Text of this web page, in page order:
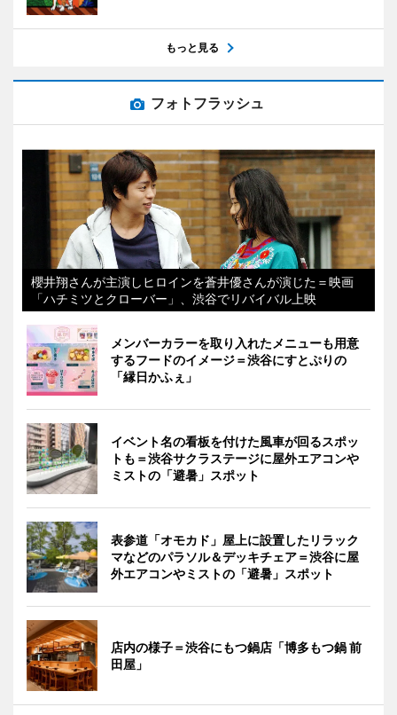
もっと見る
フォトフラッシュ
櫻井翔さんが主演しヒロインを蒼井優さんが演じた＝映画
「ハチミツとクローバー」、渋谷でリバイバル上映
メンバーカラーを取り入れたメニューも用意
するフードのイメージ＝渋谷にすとぷりの
「縁日かふぇ」
イベント名の看板を付けた風車が回るスポッ
トも＝渋谷サクラステージに屋外エアコンや
ミストの「避暑」スポット
表参道「オモカド」屋上に設置したリラック
マなどのパラソル＆デッキチェア＝渋谷に屋
外エアコンやミストの「避暑」スポット
店内の様子＝渋谷にもつ鍋店「博多もつ鍋 前
田屋」